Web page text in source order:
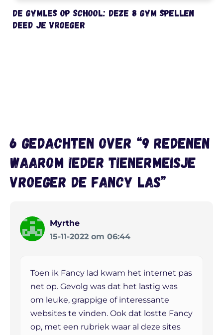
De gymles op school: deze 8 gym spellen
deed je vroeger
6 gedachten over “9 redenen
waarom ieder tienermeisje
vroeger de Fancy las”
Myrthe
15-11-2022 om 06:44
Toen ik Fancy lad kwam het internet pas
net op. Gevolg was dat het lastig was
om leuke, grappige of interessante
websites te vinden. Ook dat lostte Fancy
op, met een rubriek waar al deze sites